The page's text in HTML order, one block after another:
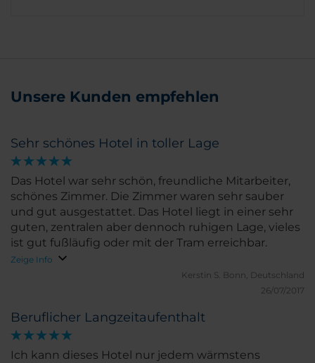
Unsere Kunden empfehlen
Sehr schönes Hotel in toller Lage
Das Hotel war sehr schön, freundliche Mitarbeiter,
schönes Zimmer. Die Zimmer waren sehr sauber
und gut ausgestattet. Das Hotel liegt in einer sehr
guten, zentralen aber dennoch ruhigen Lage, vieles
ist gut fußläufig oder mit der Tram erreichbar.
Zeige Info
Kerstin S. Bonn, Deutschland
26/07/2017
Beruflicher Langzeitaufenthalt
Ich kann dieses Hotel nur jedem wärmstens